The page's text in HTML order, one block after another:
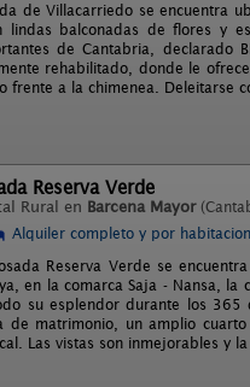
de Villacarriedo se encuentra
lindas balconadas de flores y
de Cantabria, declarado
rehabilitado, donde le
frente a la chimenea. Deleitarse
Reserva Verde
Rural en Barcena Mayor
Alquiler completo y por
Reserva Verde se
en la comarca Saja - Nansa,
su esplendor durante los 365
de matrimonio, un amplio
Las vistas son inmejorables y